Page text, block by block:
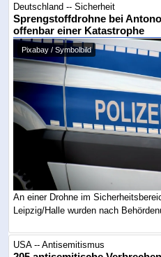
Deutschland -- Sicherheit
Sprengstoffdrohne bei
offenbar einer Katastrophe
Pixabay / Symbolbild
An einer Drohne im
Leipzig/Halle wurden nach
USA -- Antisemitismus